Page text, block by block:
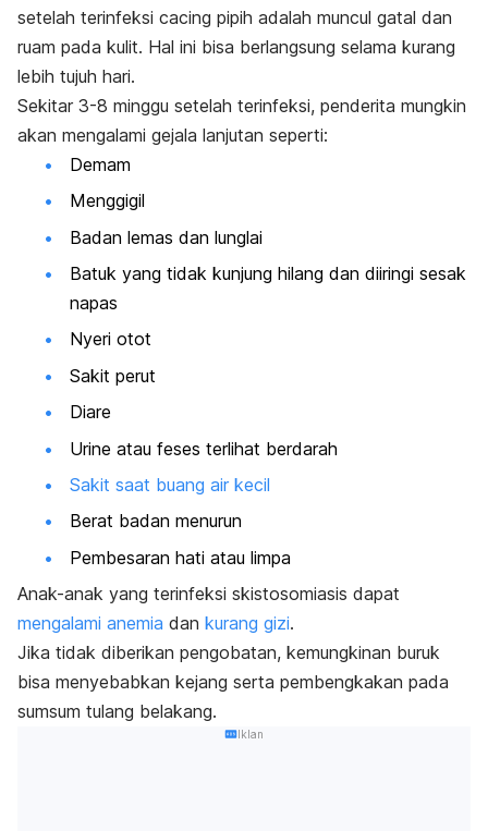
setelah terinfeksi cacing pipih adalah muncul gatal dan
ruam pada kulit. Hal ini bisa berlangsung selama kurang
lebih tujuh hari.
Sekitar 3-8 minggu setelah terinfeksi, penderita mungkin
akan mengalami gejala lanjutan seperti:
Demam
Menggigil
Badan lemas dan lunglai
Batuk yang tidak kunjung hilang dan diiringi sesak
napas
Nyeri otot
Sakit perut
Diare
Urine atau feses terlihat berdarah
Sakit saat buang air kecil
Berat badan menurun
Pembesaran hati atau limpa
Anak-anak yang terinfeksi skistosomiasis dapat
mengalami anemia dan kurang gizi.
Jika tidak diberikan pengobatan, kemungkinan buruk
bisa menyebabkan kejang serta pembengkakan pada
sumsum tulang belakang.
Iklan